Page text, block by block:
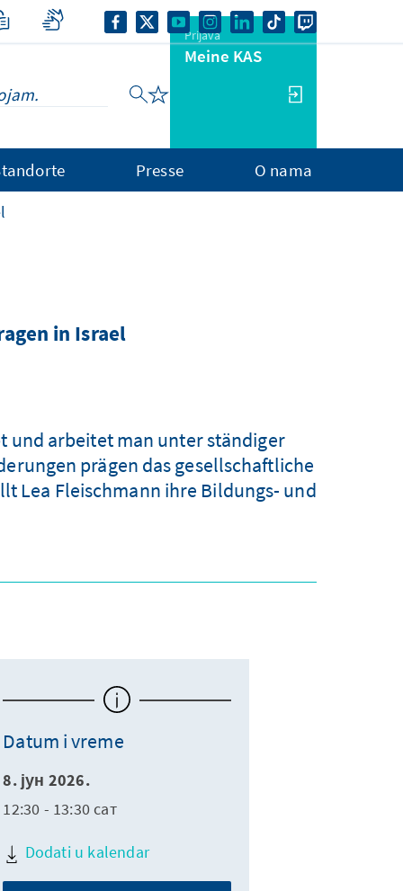
Prijava
Meine KAS
Presse O nama
in Israel
und arbeitet man unter ständiger
prägen das gesellschaftliche
Lea Fleischmann ihre Bildungs- und
Datum i vreme
8. јун 2026.
12:30 - 13:30 сат
Dodati u kalendar